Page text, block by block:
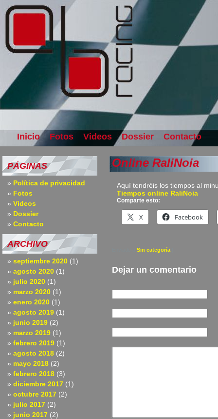
Inicio Fotos Videos Dossier Contacto
PÁGINAS
Política de privacidad
Fotos
Videos
Dossier
Contacto
ARCHIVO
septiembre 2020 (1)
agosto 2020 (1)
julio 2020 (1)
marzo 2020 (1)
enero 2020 (1)
agosto 2019 (1)
junio 2019 (2)
marzo 2019 (1)
febrero 2019 (1)
agosto 2018 (2)
mayo 2018 (2)
febrero 2018 (3)
diciembre 2017 (1)
octubre 2017 (2)
julio 2017 (2)
junio 2017 (2)
Online RaliNoia
Aquí tendréis los tiempos al
Tiempos online RaliNoia
Comparte esto:
X Facebook
Sin categoría
Dejar un comentario